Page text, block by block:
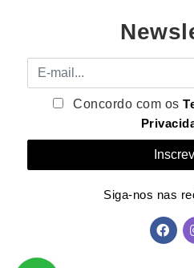
E-mail
Concordo com os
Siga-nos nas